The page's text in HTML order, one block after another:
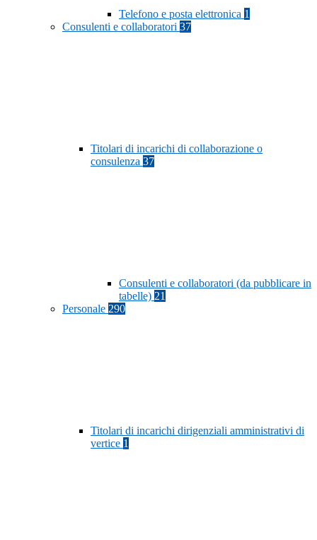
Telefono e posta elettronica 1
Consulenti e collaboratori 37
Titolari di incarichi di collaborazione o
consulenza 37
Consulenti e collaboratori (da pubblicare in
tabelle) 21
Personale 290
Titolari di incarichi dirigenziali amministrativi di
vertice 1